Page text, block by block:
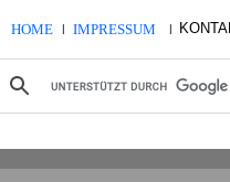
HOME | IMPRESSUM |